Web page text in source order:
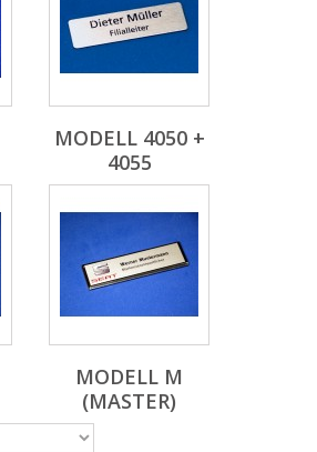
MODELL 4050 +
4055
MODELL M
(MASTER)